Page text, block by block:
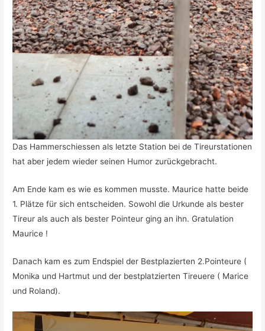
Das Hammerschiessen als letzte Station bei de Tireurstationen
hat aber jedem wieder seinen Humor zurückgebracht.
Am Ende kam es wie es kommen musste. Maurice hatte beide
1. Plätze für sich entscheiden. Sowohl die Urkunde als bester
Tireur als auch als bester Pointeur ging an ihn. Gratulation
Maurice !
Danach kam es zum Endspiel der Bestplazierten 2.Pointeure (
Monika und Hartmut und der bestplatzierten Tireuere ( Marice
und Roland).